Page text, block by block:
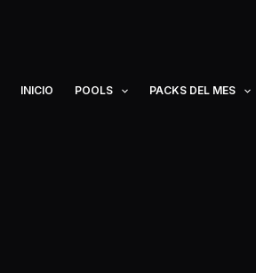
INICIO POOLS PACKS DEL MES